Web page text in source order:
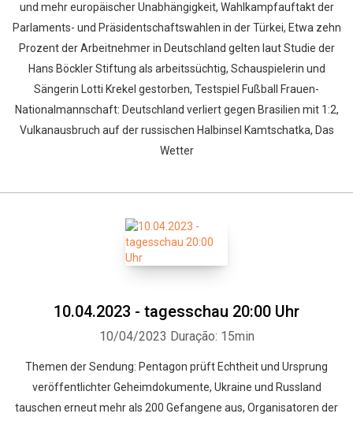
und mehr europäischer Unabhängigkeit, Wahlkampfauftakt der
Parlaments- und Präsidentschaftswahlen in der Türkei, Etwa zehn
Prozent der Arbeitnehmer in Deutschland gelten laut Studie der
Hans Böckler Stiftung als arbeitssüchtig, Schauspielerin und
Sängerin Lotti Krekel gestorben, Testspiel Fußball Frauen-
Nationalmannschaft: Deutschland verliert gegen Brasilien mit 1:2,
Vulkanausbruch auf der russischen Halbinsel Kamtschatka, Das
Wetter
10.04.2023 - tagesschau 20:00 Uhr
10/04/2023 Duração: 15min
Themen der Sendung: Pentagon prüft Echtheit und Ursprung
veröffentlichter Geheimdokumente, Ukraine und Russland
tauschen erneut mehr als 200 Gefangene aus, Organisatoren der